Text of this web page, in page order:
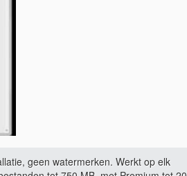
geen watermerken. Werkt op elk